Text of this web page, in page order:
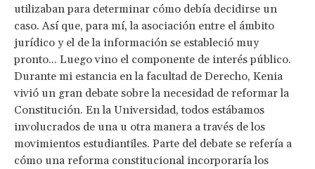
utilizaban para determinar cómo debía decidirse un
caso. Así que, para mí, la asociación entre el ámbito
jurídico y el de la información se estableció muy
pronto... Luego vino el componente de interés público.
Durante mi estancia en la facultad de Derecho, Kenia
vivió un gran debate sobre la necesidad de reformar la
Constitución. En la Universidad, todos estábamos
involucrados de una u otra manera a través de los
movimientos estudiantiles. Parte del debate se refería a
cómo una reforma constitucional incorporaría los